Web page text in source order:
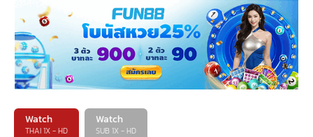
Watch
THAI 1X - HD
Watch
SUB 1X - HD